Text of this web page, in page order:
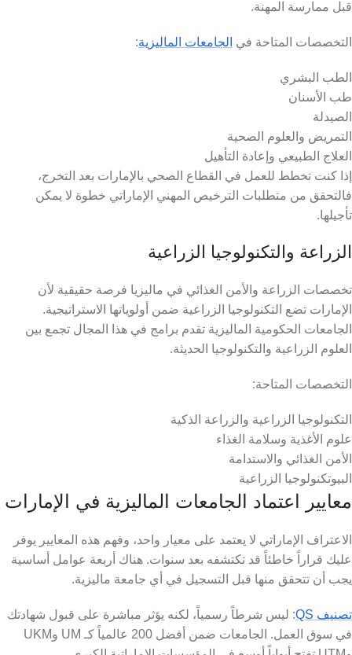
قبل ممارسة المهنة.
التخصصات المتاحة في الجامعات الماليزية:
الطب البشري
طب الأسنان
الصيدلة
التمريض والعلوم الصحية
العلاج الطبيعي وإعادة التأهيل
إذا كنت تخطط للعمل في القطاع الصحي بالإمارات بعد التخرج،
فالتحقق من متطلبات الترخيص المهني الإماراتي خطوة لا يمكن
تأجيلها.
الزراعة والتكنولوجيا الزراعية
تخصصات الزراعة والأمن الغذائي في ماليزيا فرصة حقيقية لأن
الإمارات تضع التكنولوجيا الزراعية ضمن أولوياتها الاستراتيجية.
الجامعات الحكومية الماليزية تقدم برامج في هذا المجال تجمع بين
العلوم الزراعية والتكنولوجيا الحديثة.
التخصصات المتاحة:
التكنولوجيا الزراعية والزراعة الذكية
علوم الأغذية وسلامة الغذاء
الأمن الغذائي والاستدامة
البيوتكنولوجيا الزراعية
معايير اعتماد الجامعات الماليزية في الإمارات
الاعتراف الإماراتي لا يعتمد على معيار واحد، وفهم هذه المعايير يوفر
عليك قراراً خاطئاً قد تكتشفه بعد سنوات. هناك أربعة عوامل أساسية
يجب أن تتحقق منها قبل التسجيل في أي جامعة ماليزية.
تصنيف QS
: ليس شرطاً رسمياً، لكنه يؤثر مباشرة على قبول شهادتك
في سوق العمل. الجامعات ضمن أفضل 200 عالمياً كـ UM وUKM